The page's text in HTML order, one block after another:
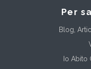
Per
Blog,
Io Abito